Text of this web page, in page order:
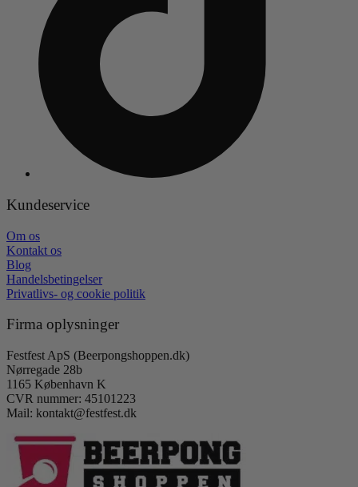
Kundeservice
Om os
Kontakt os
Blog
Handelsbetingelser
Privatlivs- og cookie politik
Firma oplysninger
Festfest ApS (Beerpongshoppen.dk)
Nørregade 28b
1165 København K
CVR nummer: 45101223
Mail: kontakt@festfest.dk